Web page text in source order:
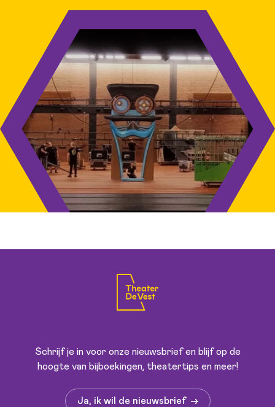
Schrijf je in voor onze nieuwsbrief en blijf op de
hoogte van bijboekingen, theatertips en meer!
Ja, ik wil de nieuwsbrief